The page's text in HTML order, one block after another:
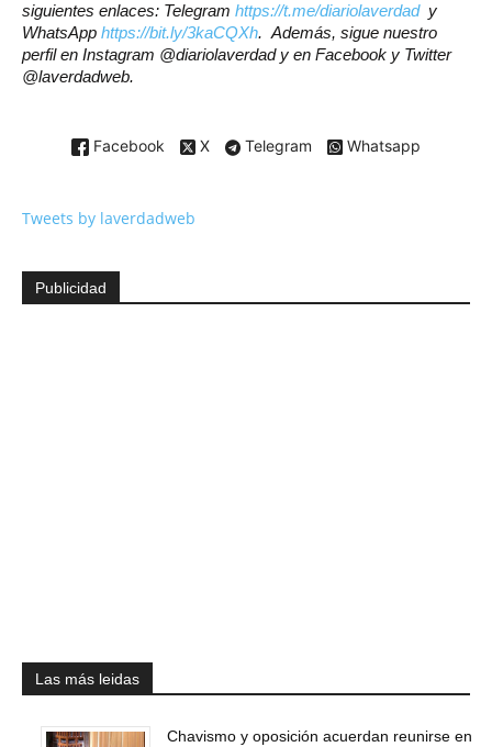
siguientes enlaces: Telegram https://t.me/diariolaverdady
WhatsApp https://bit.ly/3kaCQXh. Además, sigue nuestro
perfil en Instagram @diariolaverdad y en Facebook y Twitter
@laverdadweb.
Facebook X Telegram Whatsapp
Tweets by laverdadweb
Publicidad
Las más leidas
Chavismo y oposición acuerdan reunirse en